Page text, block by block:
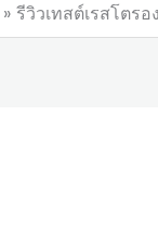
รีวิวเทสต์เรสโตร